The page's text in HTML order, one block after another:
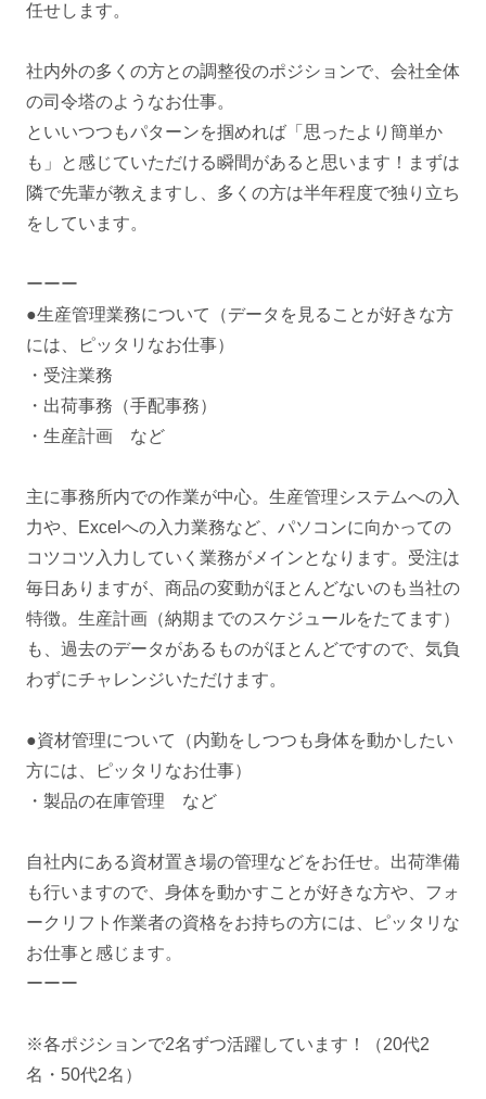
任せします。
社内外の多くの方との調整役のポジションで、会社全体
の司令塔のようなお仕事。
といいつつもパターンを掴めれば「思ったより簡単か
も」と感じていただける瞬間があると思います！まずは
隣で先輩が教えますし、多くの方は半年程度で独り立ち
をしています。
ーーー
●生産管理業務について（データを見ることが好きな方
には、ピッタリなお仕事）
・受注業務
・出荷事務（手配事務）
・生産計画 など
主に事務所内での作業が中心。生産管理システムへの入
力や、Excelへの入力業務など、パソコンに向かっての
コツコツ入力していく業務がメインとなります。受注は
毎日ありますが、商品の変動がほとんどないのも当社の
特徴。生産計画（納期までのスケジュールをたてます）
も、過去のデータがあるものがほとんどですので、気負
わずにチャレンジいただけます。
●資材管理について（内勤をしつつも身体を動かしたい
方には、ピッタリなお仕事）
・製品の在庫管理 など
自社内にある資材置き場の管理などをお任せ。出荷準備
も行いますので、身体を動かすことが好きな方や、フォ
ークリフト作業者の資格をお持ちの方には、ピッタリな
お仕事と感じます。
ーーー
※各ポジションで2名ずつ活躍しています！（20代2
名・50代2名）